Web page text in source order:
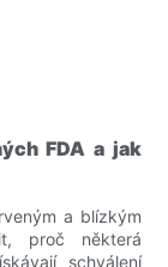
FDA a jak
a blízkým
proč některá
schválení